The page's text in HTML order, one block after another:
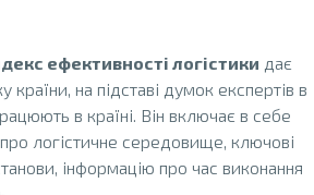
ефективності логістики дає
країни, на підставі думок експертів в
в країні. Він включає в себе
логістичне середовище, ключові
інформацію про час виконання